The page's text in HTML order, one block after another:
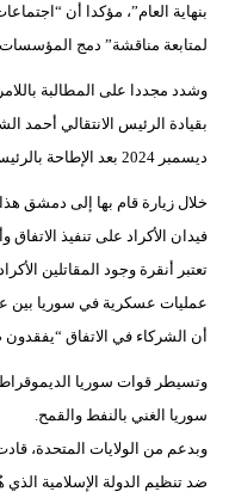
بنهاية العام”، مؤكدا أن
لمتابعة مناقشة” دمج المؤسسات
وشدد مجددا على المطالبة
بقيادة الرئيس الانتقالي أحمد
ديسمبر 2024 بعد الإطاحة بالرئيس السابق بشار الأسد.
خلال زيارة قام بها إلى دمشق
فيدان الأكراد على تنفيذ الاتفاق
تعتبر أنقرة وجود المقاتلين
أن الشركاء في الاتفاق
وتسيطر قوات سوريا
سوريا الغني بالنفط والقمح.
وبدعم من الولايات المتحدة،
ضد تنظيم الدولة الإسلامية الذي